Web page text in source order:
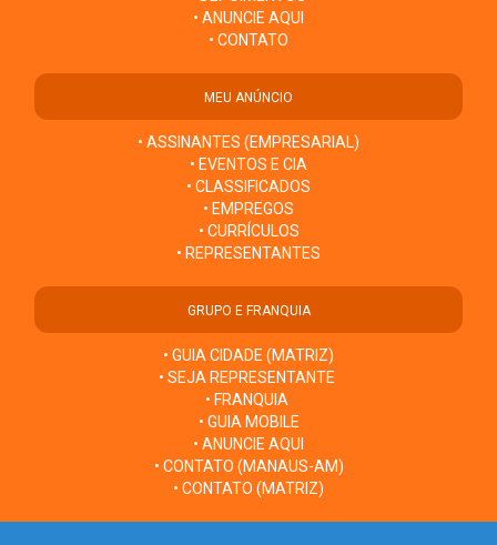
• ANUNCIE AQUI
• CONTATO
MEU ANÚNCIO
• ASSINANTES (EMPRESARIAL)
• EVENTOS E CIA
• CLASSIFICADOS
• EMPREGOS
• CURRÍCULOS
• REPRESENTANTES
GRUPO E FRANQUIA
• GUIA CIDADE (MATRIZ)
• SEJA REPRESENTANTE
• FRANQUIA
• GUIA MOBILE
• ANUNCIE AQUI
• CONTATO (MANAUS-AM)
• CONTATO (MATRIZ)